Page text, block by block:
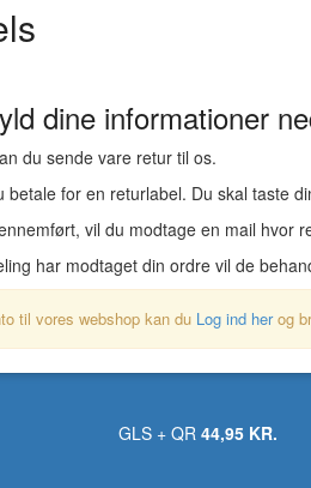
dine informationer
du sende vare retur til os.
betale for en returlabel. Du skal taste
vil du modtage en mail hvor
har modtaget din ordre vil de
til vores webshop kan du Log ind herog
GLS + QR 44,95 KR.